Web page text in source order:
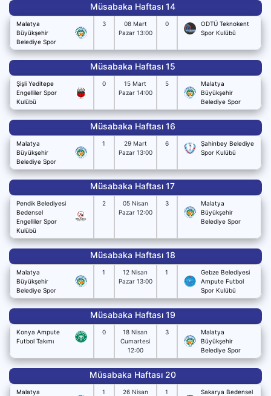
Müsabaka Haftası 14
Malatya
Büyükşehir
Belediye Spor
3
08 Mart
Pazar 13:00
0
ODTÜ Teknokent
Spor Kulübü
Müsabaka Haftası 15
Şişli Yeditepe
Engelliler Spor
Kulübü
0
15 Mart
Pazar 14:00
5
Malatya
Büyükşehir
Belediye Spor
Müsabaka Haftası 16
Malatya
Büyükşehir
Belediye Spor
1
29 Mart
Pazar 13:00
6
Şahinbey Belediye
Spor Kulübü
Müsabaka Haftası 17
Pendik Belediyesi
Bedensel
Engelliler Spor
Kulübü
2
05 Nisan
Pazar 12:00
3
Malatya
Büyükşehir
Belediye Spor
Müsabaka Haftası 18
Malatya
Büyükşehir
Belediye Spor
1
12 Nisan
Pazar 13:00
1
Gebze Belediyesi
Ampute Futbol
Spor Kulübü
Müsabaka Haftası 19
Konya Ampute
Futbol Takımı
0
18 Nisan
Cumartesi
12:00
3
Malatya
Büyükşehir
Belediye Spor
Müsabaka Haftası 20
Malatya
1
26 Nisan
1
Sakarya Bedensel